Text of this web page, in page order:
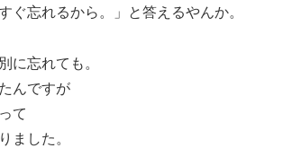
ぐ忘れるから。」と答えるやんか。
に忘れても。
んですが
て
ました。